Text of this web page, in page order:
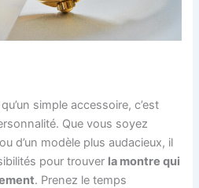
simple accessoire, c’est
Que vous soyez
d’un modèle plus audacieux, il
pour trouver la montre qui
. Prenez le temps